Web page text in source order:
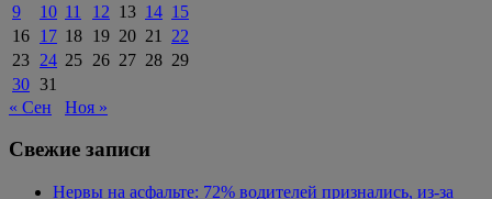
9
10 11 12 13 14 15
16 17 18 19 20 21
22
23 24 25 26 27 28 29
30 31
« Сен
Ноя »
Свежие записи
Нервы на асфальте: 72% водителей признались, из-за